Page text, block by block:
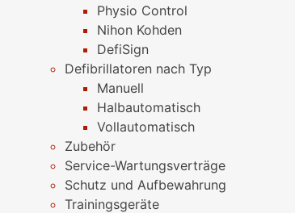
Physio Control
Nihon Kohden
DefiSign
Defibrillatoren nach Typ
Manuell
Halbautomatisch
Vollautomatisch
Zubehör
Service-Wartungsverträge
Schutz und Aufbewahrung
Trainingsgeräte